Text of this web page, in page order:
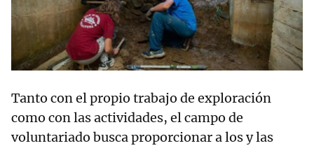
Tanto con el propio trabajo de exploración
como con las actividades, el campo de
voluntariado busca proporcionar a los y las